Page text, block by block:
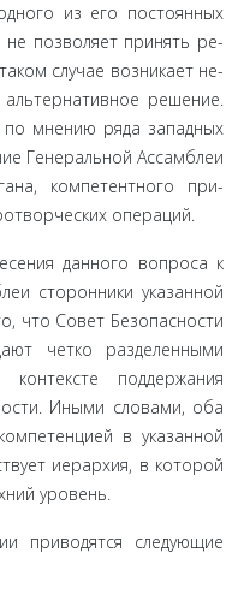
из его постоянных
не позволяет принять ре­
случае возникает не­
решение.
мнению ряда запад­ных
Генеральной Ассам­блеи
компетентного при­
операций.
данного вопроса к
сторонники указан­ной
что Совет Безопас­ности
четко разделенны­ми
поддержания
Иными словами, оба
в указанной
иерархия, в кото­рой
уровень.
приводятся следу­ющие